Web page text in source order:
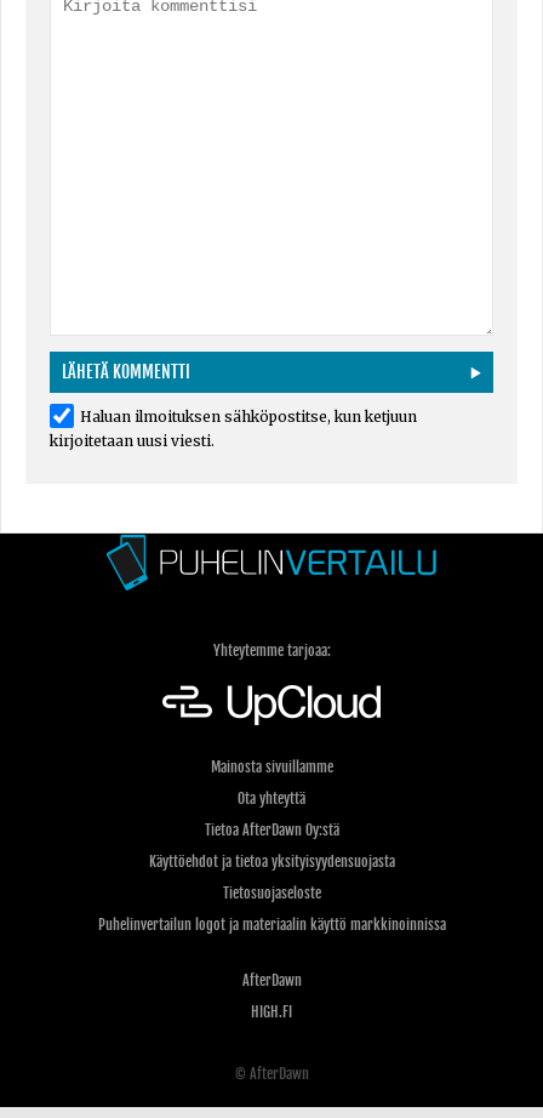
Haluan ilmoituksen sähköpostitse, kun ketjuun
kirjoitetaan uusi viesti.
Yhteytemme tarjoaa:
Mainosta sivuillamme
Ota yhteyttä
Tietoa AfterDawn Oy:stä
Käyttöehdot ja tietoa yksityisyydensuojasta
Tietosuojaseloste
Puhelinvertailun logot ja materiaalin käyttö markkinoinnissa
AfterDawn
HIGH.FI
© AfterDawn